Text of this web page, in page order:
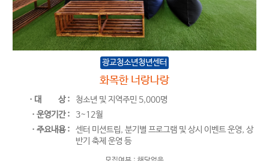
광교청소년청년센터
화목한 너랑나랑
ㆍ대 상 :
청소년 및 지역주민 5,000명
ㆍ운영기간 :
3~12월
ㆍ주요내용 :
센터 미션트립, 분기별 프로그램 및 상시 이벤트 운영, 상
반기 축제 운영 등